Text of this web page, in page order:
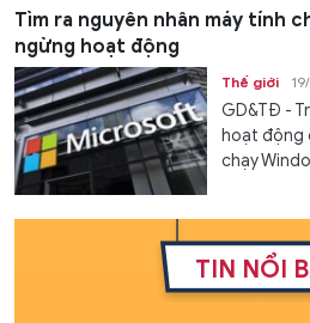
Tìm ra nguyên nhân máy tính
ngừng hoạt động
Thế giới
GD&TĐ -
hoạt động
chạy
TIN NỔI